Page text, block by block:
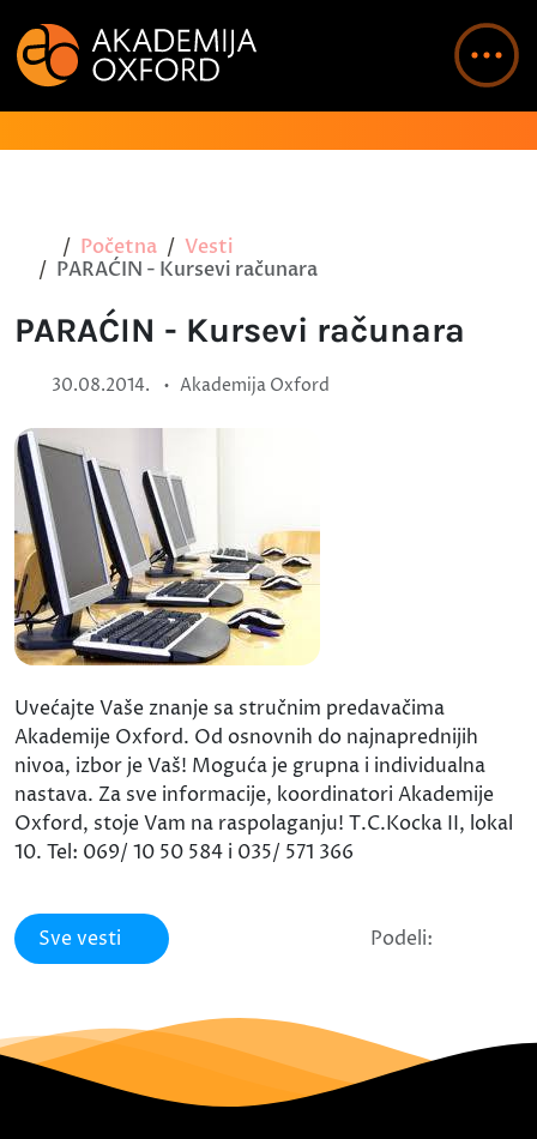
Početna
Vesti
PARAĆIN - Kursevi računara
PARAĆIN - Kursevi računara
30.08.2014. • Akademija Oxford
Uvećajte Vaše znanje sa stručnim predavačima
Akademije Oxford. Od osnovnih do najnaprednijih
nivoa, izbor je Vaš! Moguća je grupna i individualna
nastava. Za sve informacije, koordinatori Akademije
Oxford, stoje Vam na raspolaganju! T.C.Kocka II, lokal
10. Tel: 069/ 10 50 584 i 035/ 571 366
Sve vesti Podeli: